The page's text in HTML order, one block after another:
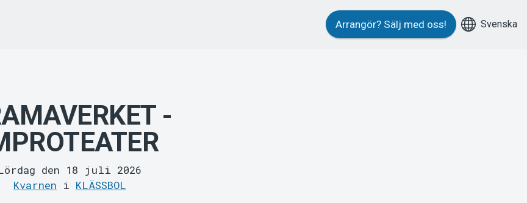
Arrangör? Sälj med oss! Svenska
-
den 18 juli 2026
Kvarnen i KLÄSSBOL